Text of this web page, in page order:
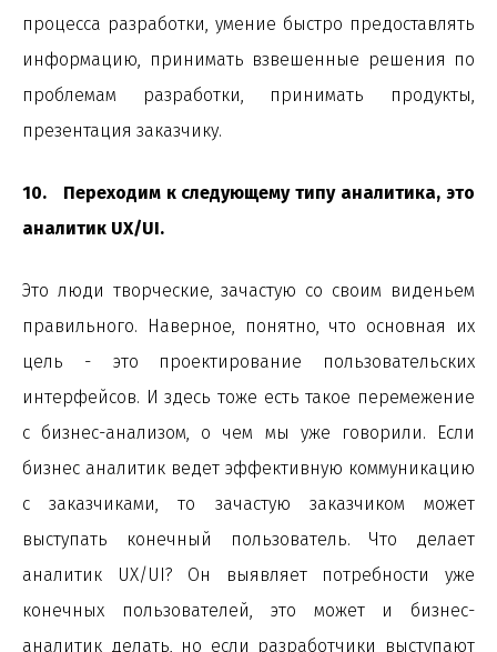
процесса разработки, умение быстро предоставлять
информацию, принимать взвешенные решения по
проблемам разработки, принимать продукты,
презентация заказчику.
10. Переходим к следующему типу аналитика, это
аналитик UX/UI.
Это люди творческие, зачастую со своим виденьем
правильного. Наверное, понятно, что основная их
цель - это проектирование пользовательских
интерфейсов. И здесь тоже есть такое перемежение
с бизнес-анализом, о чем мы уже говорили. Если
бизнес аналитик ведет эффективную коммуникацию
с заказчиками, то зачастую заказчиком может
выступать конечный пользователь. Что делает
аналитик UX/UI? Он выявляет потребности уже
конечных пользователей, это может и бизнес-
аналитик делать, но если разработчики выступают